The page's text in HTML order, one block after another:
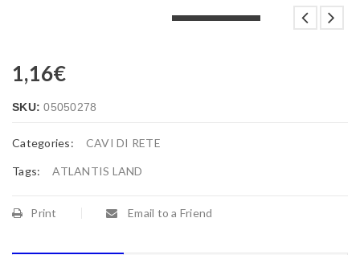
1,16€
SKU:05050278
Categories: CAVI DI RETE
Tags: ATLANTIS LAND
Print Email to a Friend